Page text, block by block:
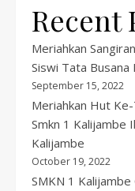
Recent
Meriahkan
Siswi Tata Busana
September 15, 2022
Meriahkan Hut
Smkn 1 Kalijambe
Kalijambe
October 19, 2022
SMKN 1 Kalijambe